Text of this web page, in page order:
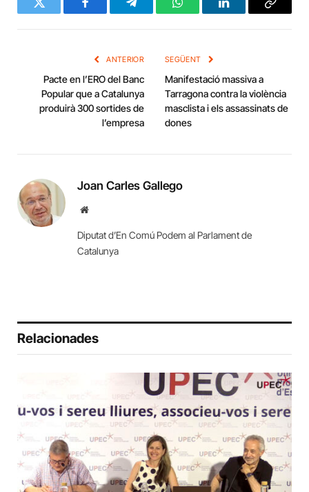
Twitter FacebookTelegramWhatsAppLinkedInCopy
ANTERIOR
Pacte en l’ERO del Banc
Popular que a Catalunya
produirà 300 sortides de
l’empresa
SEGÜENT
Manifestació massiva a
Tarragona contra la violència
masclista i els assassinats de
dones
Joan Carles Gallego
Website
Diputat d’En Comú Podem al Parlament de
Catalunya
Relacionades